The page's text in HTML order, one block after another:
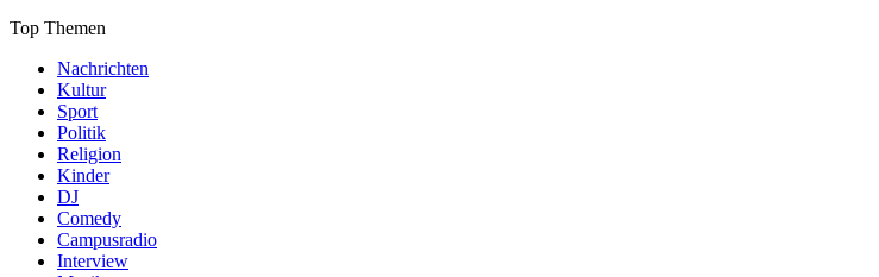
Top Themen
Nachrichten
Kultur
Sport
Politik
Religion
Kinder
DJ
Comedy
Campusradio
Interview